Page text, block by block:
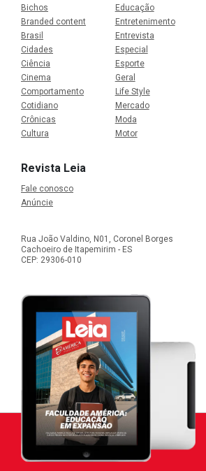
Bichos
Branded content
Brasil
Cidades
Ciência
Cinema
Comportamento
Cotidiano
Crônicas
Cultura
Educação
Entretenimento
Entrevista
Especial
Esporte
Geral
Life Style
Mercado
Moda
Motor
Revista Leia
Fale conosco
Anúncie
Rua João Valdino, N01, Coronel Borges
Cachoeiro de Itapemirim - ES
CEP: 29306-010